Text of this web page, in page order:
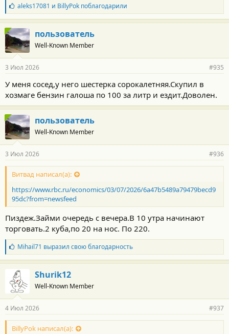
Б
л
а
г
о
д
а
н
с
т
и
:
aleks17081 и BillyPokпоблагодарили
пользователь
Well-Known Member
3 Июл 2026 #935
У меня сосед,у него шестерка сорокалетняя.Скупил в
хозмаге бензин галоша по 100 за литр и ездит.Доволен.
пользователь
Well-Known Member
3 Июл 2026 #936
Витвад написал(а):
https://www.rbc.ru/economics/03/07/2026/6a47b5489a79479becd9
95dc?from=newsfeed
Пиздеж.Займи очередь с вечера.В 10 утра начинают
торговать.2 куба,по 20 на нос. По 220.
Б
л
а
г
о
д
а
н
о
с
Mihail71 выразил свою благодарность
Shurik12
Well-Known Member
4 Июл 2026 #937
BillyPok написал(а):